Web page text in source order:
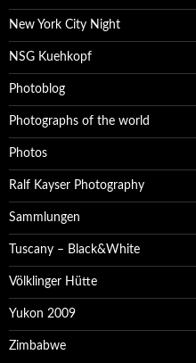
New York City Night
NSG Kuehkopf
Photoblog
Photographs of the world
Photos
Ralf Kayser Photography
Sammlungen
Tuscany – Black&White
Völklinger Hütte
Yukon 2009
Zimbabwe